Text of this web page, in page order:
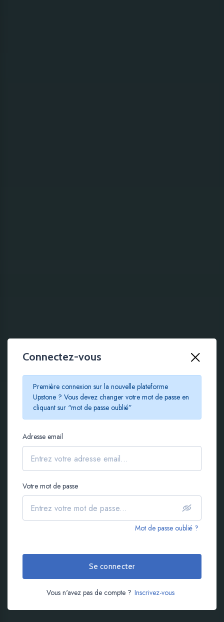
Connectez-vous
Première connexion sur la nouvelle plateforme
Upstone ? Vous devez changer votre mot de passe en
cliquant sur “mot de passe oublié”
Adresse email
Mot de passe oublié ?
Votre mot de passe
Se connecter
Vous n'avez pas de compte ? Inscrivez-vous
100 % EN LIGNE
Le crowdfunding
immobilier à partir de
100 €
S'inscrire gratuitement